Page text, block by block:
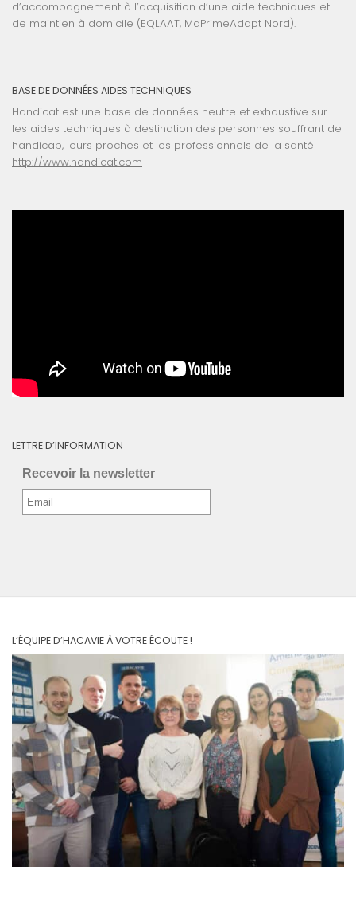
d’accompagnement à l’acquisition d’une aide techniques et
de maintien à domicile (EQLAAT, MaPrimeAdapt Nord).
BASE DE DONNÉES AIDES TECHNIQUES
Handicat est une base de données neutre et exhaustive sur
les aides techniques à destination des personnes souffrant de
handicap, leurs proches et les professionnels de la santé
http://www.handicat.com
LETTRE D’INFORMATION
Recevoir la newsletter
L’ÉQUIPE D’HACAVIE À VOTRE ÉCOUTE !